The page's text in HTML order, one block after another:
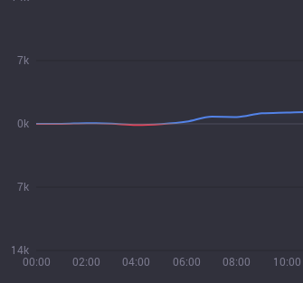
00:00 02:00 04:00 06:00 08:00 10:00
14k
7k
0k
7k